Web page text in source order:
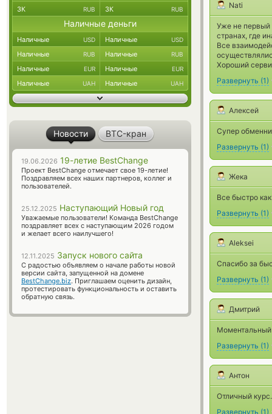
Nati
Уже не первый
странах, где
Все
Хороший
Развернуть (1)
Алексей
Супер
Развернуть (1)
Жека
Все быстро
Развернуть (1)
Aleksei
Спасибо за
Развернуть (1)
Дмитрий
Моментальный
Развернуть (1)
Антон
Отличный
Развернуть (1)
ЗК RUB ЗК RUB
Наличные деньги
Наличные USD Наличные USD
Наличные RUB Наличные RUB
Наличные EUR Наличные EUR
Наличные UAH Наличные UAH
Новости BTC-кран
19.06.2026 19-летие BestChange
Проект BestChange отмечает свое 19-летие!
Поздравляем всех наших партнеров, коллег и
пользователей.
25.12.2025 Наступающий Новый год
Уважаемые пользователи! Команда BestChange
поздравляет всех с наступающим 2026 годом
и желает всего наилучшего!
12.11.2025 Запуск нового сайта
С радостью объявляем о начале работы новой
версии сайта, запущенной на домене
BestChange.biz. Приглашаем оценить дизайн,
протестировать функциональность и оставить
обратную связь.